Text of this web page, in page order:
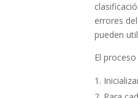
errores
pueden
El